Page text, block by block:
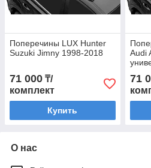
Поперечины LUX Hunter
Suzuki Jimny 1998-2018
71 000 ₸/
комплект
Купить
Audi
71
О нас